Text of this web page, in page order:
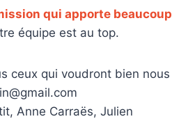
qui apporte beaucoup
équipe est au top.
ceux qui voudront bien nous
Anne Carraës, Julien